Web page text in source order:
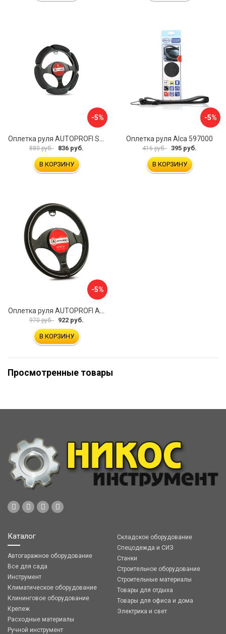
-5%
880 руб. 836 руб.
В КОРЗИНУ
-5%
Оплетка руля Alca 597000
416 руб. 395 руб.
В КОРЗИНУ
-5%
970 руб. 922 руб.
В КОРЗИНУ
Просмотренные товары
Каталог
Автогаражное оборудование
Все для сада
Инструмент
Климатическое оборудование
Клининговое оборудование
Крепеж
Расходные материалы
Ручной инструмент
Складское оборудование
Спецодежда и СИЗ
Станки
Строительное оборудование
Строительные материалы
Товары для отдыха
Товары для офиса и дома
Электрика и свет